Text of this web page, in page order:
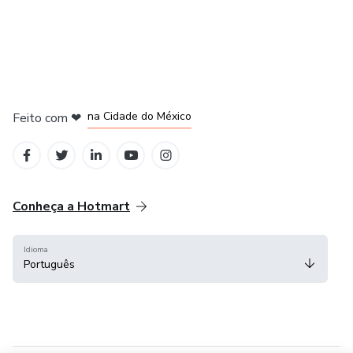
Feito com ❤ na Cidade do México
Conheça a Hotmart
Idioma
Português